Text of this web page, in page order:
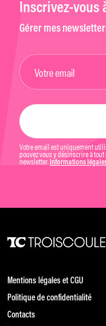
Inscrivez-vous
Gérer mes
Votre email est uniquement
pouvez vous y désinscrire à
newsletter. Informations
Mentions légales et CGU
Politique de confidentialité
Contacts